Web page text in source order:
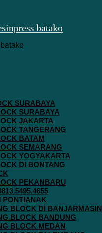
SURABAYA
SURABAYA
JAKARTA
TANGERANG
BATAM
SEMARANG
YOGYAKARTA
DI BONTANG
PEKANBARU
PONTIANAK
BLOCK DI BANJARMASIN
BLOCK BANDUNG
BLOCK MEDAN